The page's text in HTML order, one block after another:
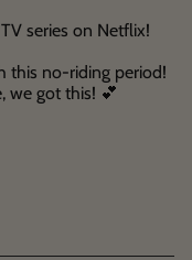
series on Netflix!
this no-riding period!
we got this! 💕